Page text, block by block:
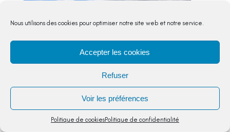
Nous utilisons des cookies pour optimiser notre site web et notre service.
Accepter les cookies
Refuser
Voir les préférences
Politique de cookiesPolitique de confidentialité
Pour cette séquence, l'objectif sera de travailler
la compréhension d'un texte : identifier les
informations clés et relier ces informations ;
€